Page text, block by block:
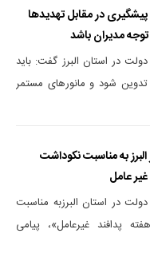
در مقابل تهدیدها
مدیران باشد
دولت در استان البرز گفت: باید
شود و مانورهای مستمر
البرز به مناسبت نکوداشت
عامل
دولت در استان البرزبه مناسبت
پدافند غیرعامل»، پیامی